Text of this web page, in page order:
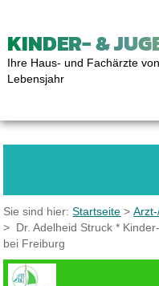
KINDER- &
Ihre Haus- und Fachärzte
Lebensjahr
Sie sind hier:Startseite >
> Dr. Adelheid Struck *
bei Freiburg